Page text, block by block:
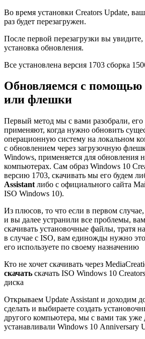
Во время установки Creators Update,
раз будет перезагружен.
После первой перезагрузки вы увидите,
установка обновления.
Все установлена версия 1703 сборка
Обновляемся с помощью
или флешки
Первый метод мы с вами разобрали,
применяют, когда нужно обновить
операционную систему на локальном
с обновлением через загрузочную
Windows, применяется для обновления
компьютерах. Сам образ Windows 10
версию 1703, скачивать мы его будем
Assistant либо с официального сайта
ISO Windows 10).
Из плюсов, то что если в первом
и вы далее устранили все проблемы,
скачивать установочные файлы, тратя
в случае с ISO, вам единожды нужно
его используете по своему назначению
Кто не хочет скачивать через
скачать скачать ISO Windows 10
диска
Открываем Update Assistant и доходим
сделать и выбираете создать
другого компьютера, мы с вами так уже
устанавливали Windows 10 Anniversary